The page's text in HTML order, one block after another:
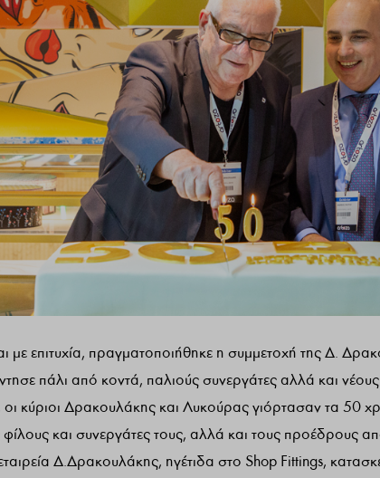
με επιτυχία, πραγματοποιήθηκε η συμμετοχή της Δ.
πάλι από κοντά, παλιούς συνεργάτες αλλά και
κύριοι Δρακουλάκης και Λυκούρας γιόρτασαν τα 50
φίλους και συνεργάτες τους, αλλά και τους προέδρους
Δ.Δρακουλάκης, ηγέτιδα στο Shop Fittings,